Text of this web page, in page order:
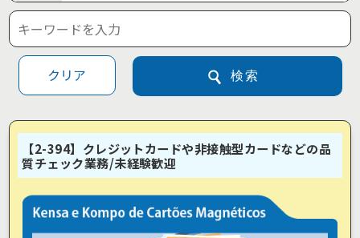
クリア 検索
【2-394】クレジットカードや非接触型カードなどの品
質チェック業務/未経験歓迎